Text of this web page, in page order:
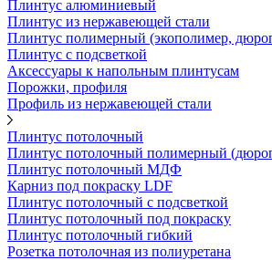
Плинтус алюминиевый
Плинтус из нержавеющей стали
Плинтус полимерный (экополимер,
Плинтус с подсветкой
Аксессуары к напольным плинтусам
Порожки, профиля
Профиль из нержавеющей стали
Плинтус потолочный
Плинтус потолочный полимерный
Плинтус потолочный МДФ
Карниз под покраску LDF
Плинтус потолочный с подсветкой
Плинтус потолочный под покраску
Плинтус потолочный гибкий
Розетка потолочная из полиуретана